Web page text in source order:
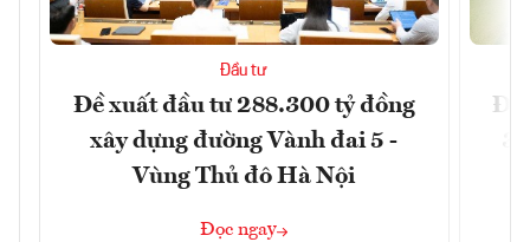
Đầu tư
Đề xuất đầu tư 288.300 tỷ đồng
xây dựng đường Vành đai 5 -
Vùng Thủ đô Hà Nội
Đọc ngay